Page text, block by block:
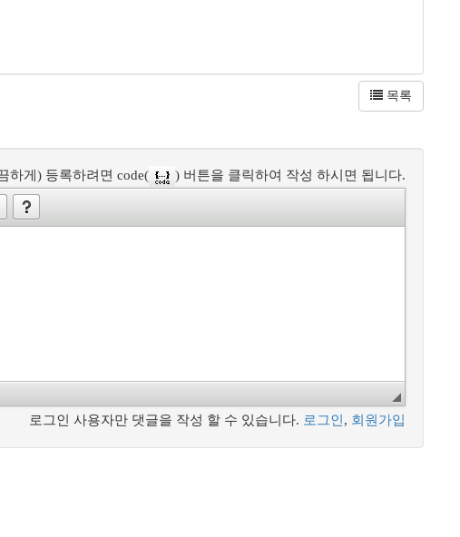
목록
하게) 등록하려면 code( ) 버튼을 클릭하여 작성 하시면 됩니다.
로그인 사용자만 댓글을 작성 할 수 있습니다. 로그인 , 회원가입